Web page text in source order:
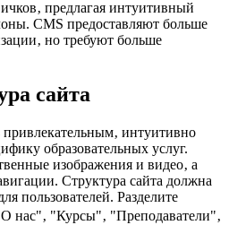
предлагая интуитивный
CMS предоставляют больше
но требуют больше
сайта
интуитивно
образовательных услуг.
изображения и видео‚ а
Структура сайта должна
пользователей. Разделите
нас"‚ "Курсы"‚ "Преподаватели"‚